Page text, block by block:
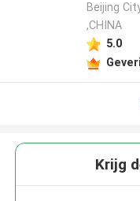
Beijing
,CHINA
5.0
Krijg